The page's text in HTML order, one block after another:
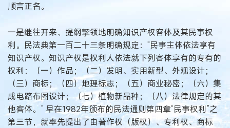
顺言正名。
一是继往开来、提纲挈领地明确知识产权客体及其民事权
利。民法典第一百二十三条明确规定：“民事主体依法享有
知识产权。知识产权是权利人依法就下列客体享有的专有的
权利：（一）作品；（二）发明、实用新型、外观设计；
（三）商标；（四）地理标志；（五）商业秘密；（六）集
成电路布图设计；（七）植物新品种；（八）法律规定的其
他客体。” 早在1982年颁布的民法通则第四章“民事权利”之
第三节，就率先提出了由著作权（版权）、专利权、商标